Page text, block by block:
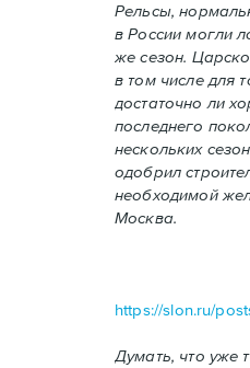
Рельсы,
в России могли
же сезон.
в том числе для
достаточно ли
последнего
нескольких
одобрил
необходимой
Москва.
https://slon.ru/
Думать, что уже